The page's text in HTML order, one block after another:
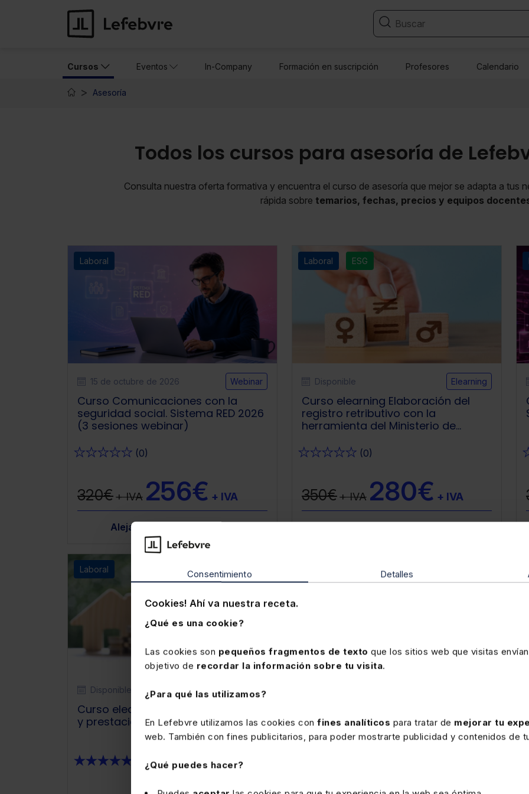
Consentimiento Detalles
Cookies! Ahí va nuestra receta.
¿Qué es una cookie?
Las cookies son pequeños fragmentos de texto que los sitios web que visitas
objetivo de recordar la información sobre tu visita.
¿Para qué las utilizamos?
En Lefebvre utilizamos las cookies con fines analíticos para tratar de mejorar tu
web. También con fines publicitarios, para poder mostrarte publicidad y contenidos de
¿Qué puedes hacer?
Cursos Eventos In-Company Formación en suscripción Profesores Calendario
Asesoría
Todos los cursos para asesoría de
Consulta nuestra oferta formativa y encuentra el curso de asesoría que mejor se adapta a tus
rápida sobre temarios, fechas, precios y equipos
Laboral
15 de octubre de 2026 Webinar
Curso Comunicaciones con la
seguridad social. Sistema RED 2026
(3 sesiones webinar)
★★★★★ (0)
320€+ IVA 256€ + IVA
Alejandro García Gutiérrez
Laboral ESG
Disponible Elearning
Curso elearning Elaboración del
registro retributivo con la
herramienta del Ministerio de
★★★★★ (0)
350€+ IVA 280€ + IVA
Laboral
Disponible Elearning
Curso elearning Jubilación, pensión
y prestaciones
★★★★★
interpretación del Estado de Flujos
de Efectivo